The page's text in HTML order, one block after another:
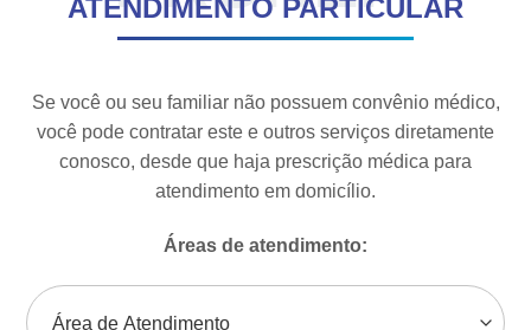
ATENDIMENTO PARTICULAR
Se você ou seu familiar não possuem convênio médico,
você pode contratar este e outros serviços diretamente
conosco, desde que haja prescrição médica para
atendimento em domicílio.
Áreas de atendimento: